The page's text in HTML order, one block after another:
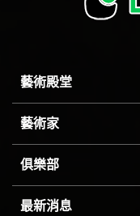
藝術殿堂
藝術家
俱樂部
最新消息